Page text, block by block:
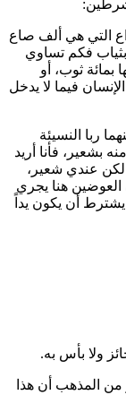
التي هي ألف صاع
فكم تساوي
بمائة ثوب، أو
فيما لا يدخل
ربا النسيئة
بشعير، فأنا أريد
لكن عندي شعير،
هنا يجري
يشترط أن يكون يداً
ولا بأس به.
من المذهب أن هذا